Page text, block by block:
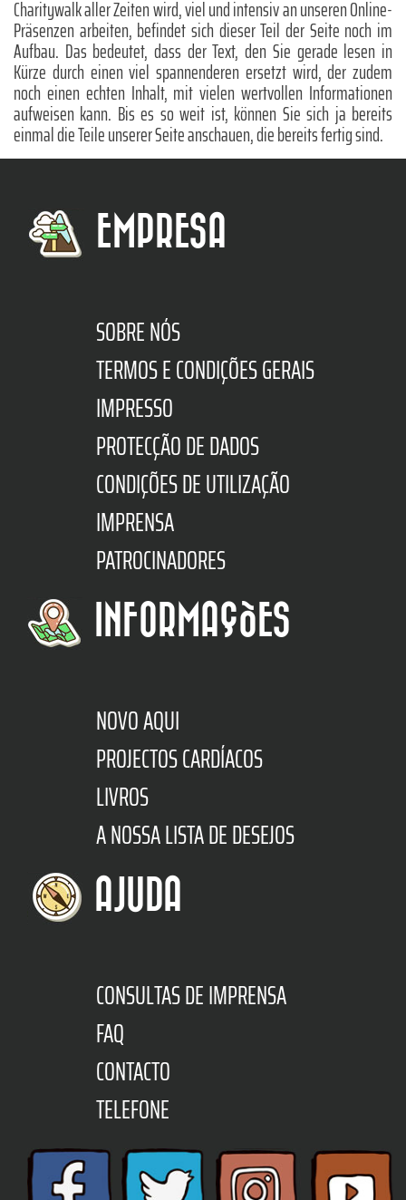
Charitywalk aller Zeiten wird, viel und intensiv an unseren Online-
Präsenzen arbeiten, befindet sich dieser Teil der Seite noch im
Aufbau. Das bedeutet, dass der Text, den Sie gerade lesen in
Kürze durch einen viel spannenderen ersetzt wird, der zudem
noch einen echten Inhalt, mit vielen wertvollen Informationen
aufweisen kann. Bis es so weit ist, können Sie sich ja bereits
einmal die Teile unserer Seite anschauen, die bereits fertig sind.
EMPRESA
SOBRE NÓS
TERMOS E CONDIÇÕES GERAIS
IMPRESSO
PROTECÇÃO DE DADOS
CONDIÇÕES DE UTILIZAÇÃO
IMPRENSA
PATROCINADORES
INFORMAÇÕES
NOVO AQUI
PROJECTOS CARDÍACOS
LIVROS
A NOSSA LISTA DE DESEJOS
AJUDA
CONSULTAS DE IMPRENSA
FAQ
CONTACTO
TELEFONE